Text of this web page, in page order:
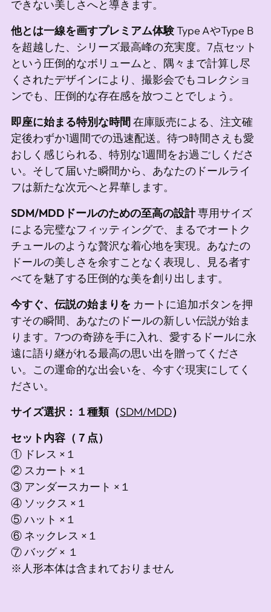
できない美しさへと導きます。
他とは一線を画すプレミアム体験Type AやType B
を超越した、シリーズ最高峰の充実度。7点セット
という圧倒的なボリュームと、隅々まで計算し尽
くされたデザインにより、撮影会でもコレクショ
ンでも、圧倒的な存在感を放つことでしょう。
即座に始まる特別な時間 在庫販売による、注文確
定後わずか1週間での迅速配送。待つ時間さえも愛
おしく感じられる、特別な1週間をお過ごしくださ
い。そして届いた瞬間から、あなたのドールライ
フは新たな次元へと昇華します。
SDM/MDDドールのための至高の設計専用サイズ
による完璧なフィッティングで、まるでオートク
チュールのような贅沢な着心地を実現。あなたの
ドールの美しさを余すことなく表現し、見る者す
べてを魅了する圧倒的な美を創り出します。
今すぐ、伝説の始まりを カートに追加ボタンを押
すその瞬間、あなたのドールの新しい伝説が始ま
ります。7つの奇跡を手に入れ、愛するドールに永
遠に語り継がれる最高の思い出を贈ってくださ
い。この運命的な出会いを、今すぐ現実にしてく
ださい。
サイズ選択：１種類（SDM/MDD）
セット内容（７点）
① ドレス ×１
② スカート ×１
③ アンダースカート ×１
④ ソックス ×１
⑤ ハット ×１
⑥ ネックレス ×１
⑦ バッグ × １
※人形本体は含まれておりません